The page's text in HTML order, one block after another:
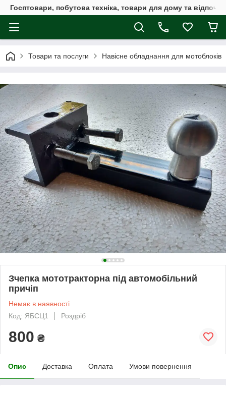
Госптовари, побутова техніка, товари для дому та
Товари та послуги Навісне обладнання для мотоблоків
Зчепка мототракторна під автомобільний
причіп
Немає в наявності
Код: ЯБСЦ1
Роздріб
800 ₴
Опис Доставка Оплата Умови повернення